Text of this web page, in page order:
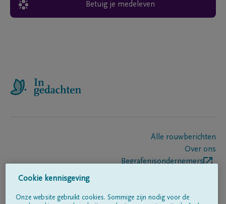
Betuig je medeleven
Alle rouwberichten
Over ons
Begrafenisondernemers
Cookie kennisgeving
Onze website gebruikt cookies. Sommige zijn nodig voor de